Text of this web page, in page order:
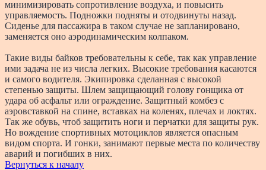
минимизировать сопротивление воздуха, и повысить
управляемость. Подножки подняты и отодвинуты назад.
Сиденье для пассажира в таком случае не запланировано,
заменяется оно аэродинамическим колпаком.
Такие виды байков требовательны к себе, так как управление
ими задача не из числа легких. Высокие требования касаются
и самого водителя. Экипировка сделанная с высокой
степенью защиты. Шлем защищающий голову гонщика от
удара об асфальт или ограждение. Защитный комбез с
аэровставкой на спине, вставках на коленях, плечах и локтях.
Так же обувь, чтоб защитить ноги и перчатки для защиты рук.
Но вождение спортивных мотоциклов является опасным
видом спорта. И гонки, занимают первые места по количеству
аварий и погибших в них.
Вернуться к началу